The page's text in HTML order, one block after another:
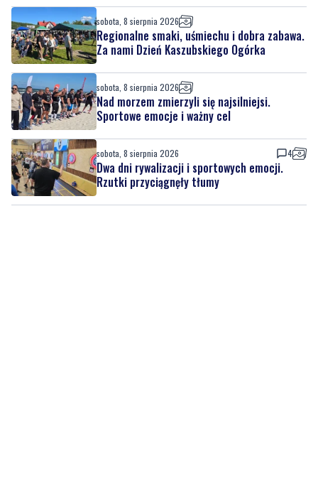
sobota, 8 sierpnia 2026
Regionalne smaki, uśmiechu i dobra zabawa.
Za nami Dzień Kaszubskiego Ogórka
sobota, 8 sierpnia 2026
Nad morzem zmierzyli się najsilniejsi.
Sportowe emocje i ważny cel
sobota, 8 sierpnia 2026 4
Dwa dni rywalizacji i sportowych emocji.
Rzutki przyciągnęły tłumy